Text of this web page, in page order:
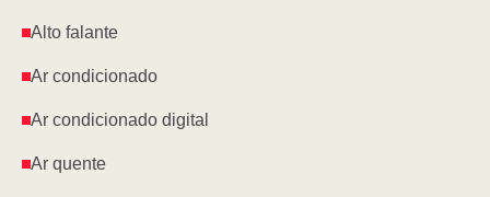
Alto falante
Ar condicionado
Ar condicionado digital
Ar quente